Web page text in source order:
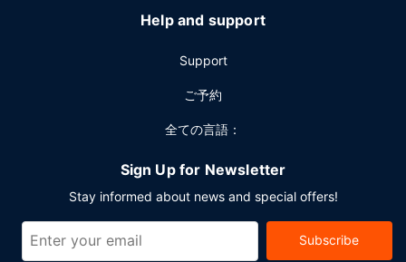
(23000 平方フィート) のイベント設備をご利用いただけま
す。空港送迎シャトルサービス (24 時間対応) を有料でご利
Help and support
Support
ご予約
全ての言語：
Sign Up for Newsletter
Stay informed about news and special offers!
Subscribe